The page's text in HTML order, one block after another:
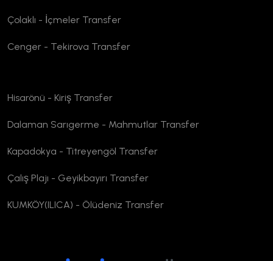
Çolaklı - İçmeler Transfer
Cenger - Tekirova Transfer
Hisarönü - Kiriş Transfer
Dalaman Sarıgerme - Mahmutlar Transfer
Kapadokya - Titreyengöl Transfer
Çalış Plajı - Geyikbayırı Transfer
KUMKÖY(ILICA) - Ölüdeniz Transfer